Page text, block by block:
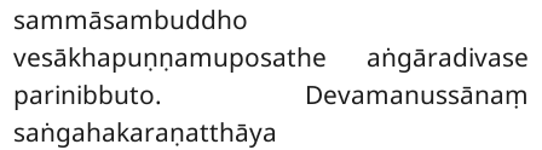
sammāsambuddho
vesākhapuṇṇamuposathe aṅgāradivase
parinibbuto. Devamanussānaṃ
saṅgahakaraṇatthāya